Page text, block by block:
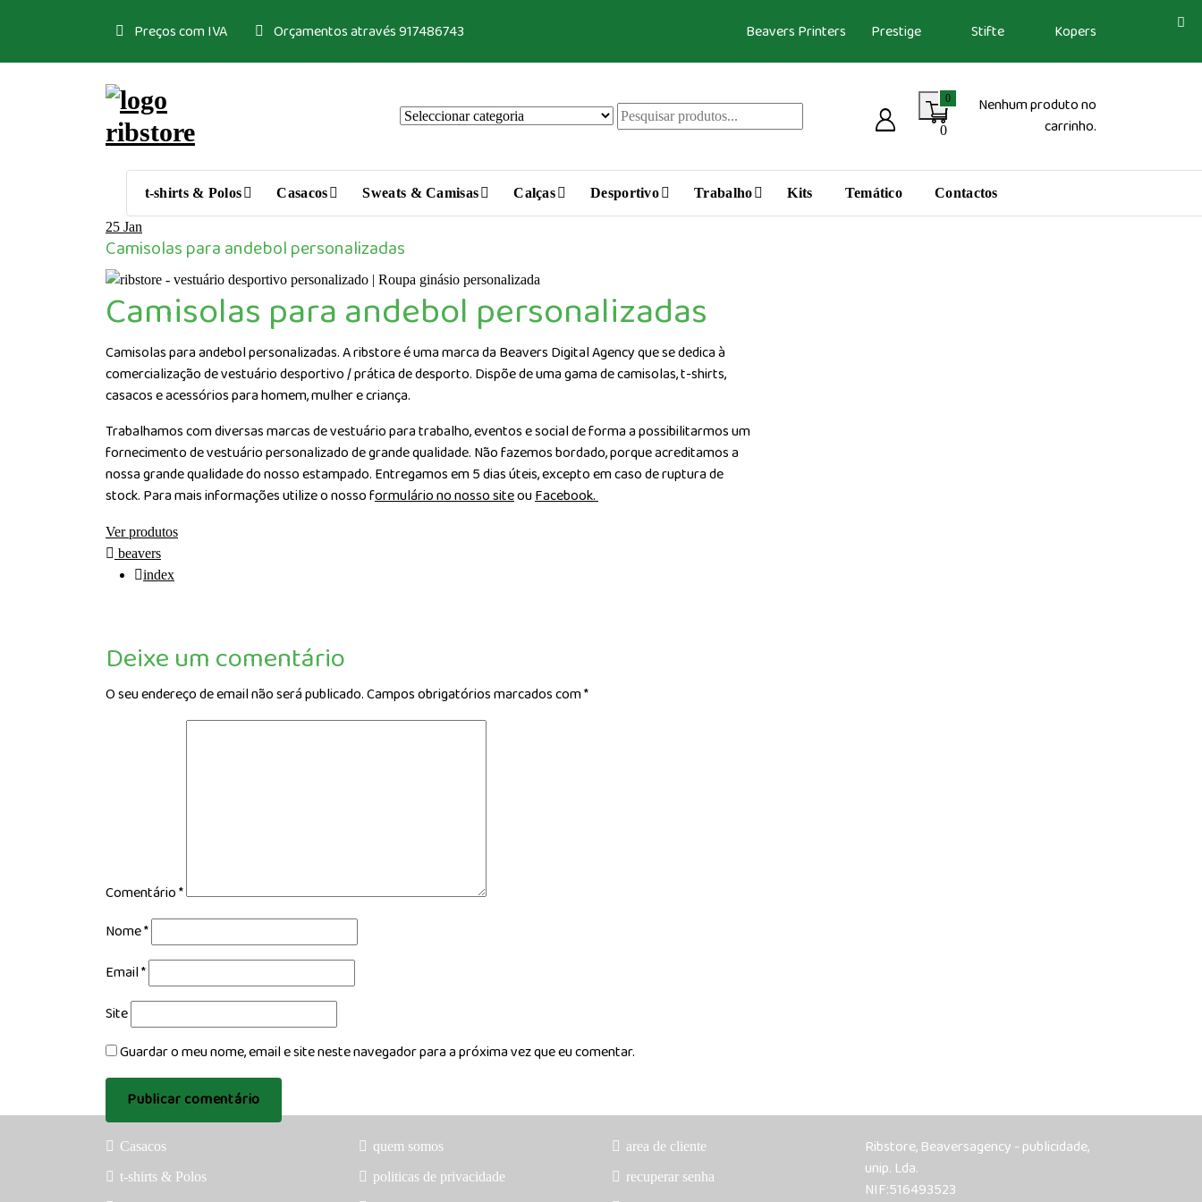
Preços com IVA Orçamentos através 917486743 Beavers Printers Prestige Stifte Kopers
0
0
Nenhum produto no
carrinho.
t-shirts & Polos Casacos Sweats & Camisas Calças Desportivo Trabalho Kits Temático Contactos
25 Jan
Camisolas para andebol personalizadas
Camisolas para andebol personalizadas
Camisolas para andebol personalizadas. A ribstore é uma marca da Beavers Digital Agency que se dedica à
comercialização de vestuário desportivo / prática de desporto. Dispõe de uma gama de camisolas, t-shirts,
casacos e acessórios para homem, mulher e criança.
Trabalhamos com diversas marcas de vestuário para trabalho, eventos e social de forma a possibilitarmos um
fornecimento de vestuário personalizado de grande qualidade. Não fazemos bordado, porque acreditamos a
nossa grande qualidade do nosso estampado. Entregamos em 5 dias úteis, excepto em caso de ruptura de
stock. Para mais informações utilize o nosso formulário no nosso siteouFacebook.
Ver produtos
beavers
index
Deixe um comentário
O seu endereço de email não será publicado.Campos obrigatórios marcados com*
Comentário*
Nome*
Email*
Site
Guardar o meu nome, email e site neste navegador para a próxima vez que eu comentar.
Casacos
t-shirts & Polos
quem somos
politicas de privacidade
area de cliente
recuperar senha
Ribstore, Beaversagency - publicidade,
unip. Lda.
NIF:516493523